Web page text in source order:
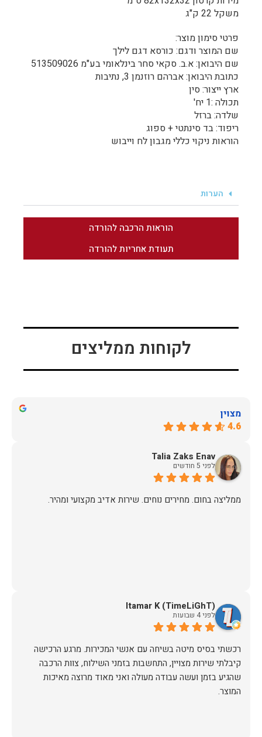
משקל 22 ק"ג
פרטי סימון מוצר:
שם המוצר ודגם: כורסא דגם לילך
שם היבואן: א.ב. סקאי סחר בינלאומי בע"מ 513509026
כתובת היבואן: אברהם רוזנמן 3, נתיבות
ארץ ייצור: סין
תכולה :1 יח'
שלדה: ברזל
ריפוד: בד סינתטי + ספוג
הוראות ניקוי כללי מגבון לח וייבוש
הערות
הוראות הרכבה להורדה
תעודת אחריות להורדה
לקוחות ממליצים
מצוין
4.6
Talia Zaks Enav
לפני 5 חודשים
ממליצה בחום. מחירים נוחים. שירות אדיב מקצועי ומהיר.
Itamar K (TimeLiGhT)
לפני 4 שבועות
רכשתי בסיס מיטה בשיחה עם אנשי המכירות. מרגע הרכישה
קיבלתי שירות מצויין, התחשבות בזמני השילוח, צוות הרכבה
שהגיע בזמן ועשה עבודה מעולה ואני מאוד מרוצה מאיכות
המוצר.